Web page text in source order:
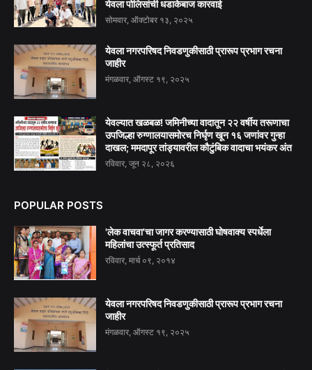
येवला पोलिसांची धडाकेबाज कारवाई
सोमवार, ऑक्टोबर १३, २०२५
येवला नगरपरिषद निवडणुकीसाठी प्रारूप प्रभाग रचना
जाहीर
मंगळवार, ऑगस्ट १९, २०२५
येवल्यात खळबळ! जमिनीच्या वादातून २२ वर्षीय तरूणाचा
उपजिल्हा रुग्णालयासमोरच निर्घृण खून १६ जणांवर गुन्हा
दाखल; ममदापूर तांड्यावरील कौटुंबिक वादाचा भयंकर अंत
रविवार, जून २८, २०२६
POPULAR POSTS
'लेक वाचवा'चा जागर करण्यासाठी घोषवाक्य स्पर्धेला
महिलांचा उत्स्फूर्त प्रतिसाद
रविवार, मार्च ०९, २०१४
येवला नगरपरिषद निवडणुकीसाठी प्रारूप प्रभाग रचना
जाहीर
मंगळवार, ऑगस्ट १९, २०२५